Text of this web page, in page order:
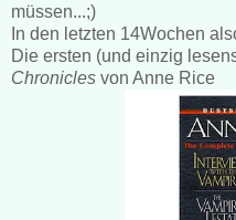
müssen...;)
In den letzten 14Wochen
Die ersten (und einzig
Chronicles von Anne Rice